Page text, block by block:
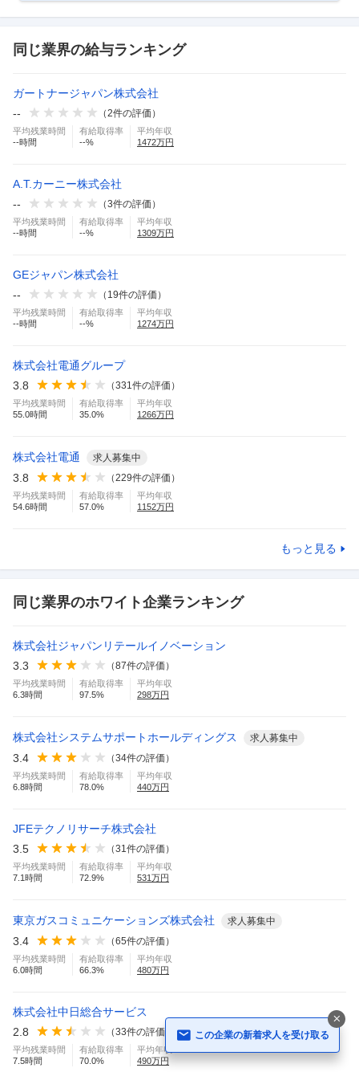
同じ業界の給与ランキング
ガートナージャパン株式会社
--
（2件の評価）
平均残業時間
--時間
有給取得率
--%
平均年収
1472万円
A.T.カーニー株式会社
--
（3件の評価）
平均残業時間
--時間
有給取得率
--%
平均年収
1309万円
GEジャパン株式会社
--
（ 19件の評価）
平均残業時間
--時間
有給取得率
--%
平均年収
1274万円
株式会社電通グループ
3.8
（331件の評価）
平均残業時間
55.0時間
有給取得率
35.0%
平均年収
1266万円
株式会社電通 求人募集中
3.8 （229件の評価）
平均残業時間
54.6時間
有給取得率
57.0%
平均年収
1152万円
もっと見る
同じ業界のホワイト企業ランキング
株式会社ジャパンリテールイノベーション
3.3
（87件の評価）
平均残業時間
6.3時間
有給取得率
97.5%
平均年収
298万円
株式会社システムサポートホールディングス 求人募集中
3.4 （34件の評価）
平均残業時間
6.8時間
有給取得率
78.0%
平均年収
440万円
JFEテクノリサーチ株式会社
3.5
（31件の評価）
平均残業時間
7.1時間
有給取得率
72.9%
平均年収
531万円
東京ガスコミュニケーションズ株式会社 求人募集中
3.4 （65件の評価）
平均残業時間
6.0時間
有給取得率
66.3%
平均年収
480万円
株式会社中日総合サービス
2.8
（33件の評価）
平均残業時間
7.5時間
有給取得率
70.0%
平均年収
490万円
この企業の新着求人を受け取る